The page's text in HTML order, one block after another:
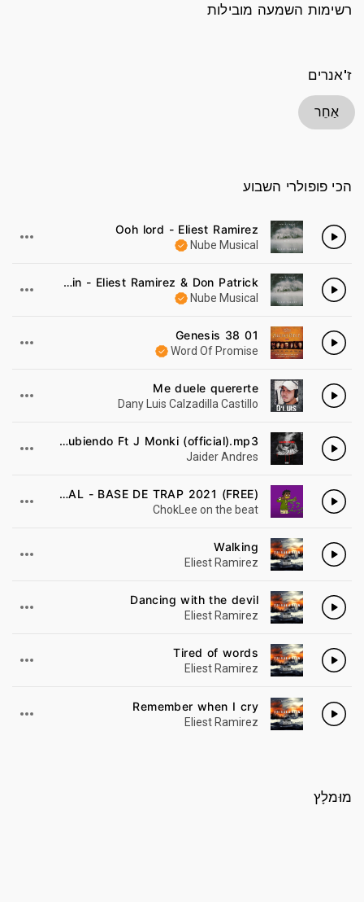
רשימות השמעה מובילות
ז'אנרים
אַחֵר
הכי פופולרי השבוע
1
Ooh lord - Eliest Ramirez
Nube Musical
2
Morning Rain - Eliest Ramirez & Don Patrick
Nube Musical
3
01 Genesis 38
Word Of Promise
4
Me duele quererte
Dany Luis Calzadilla Castillo
5
Jaider - Subiendo Ft J Monki (official).mp3
Jaider Andres
6
(FREE) FREESTYLE TRAP BEAT 'MONEY FAN' TRAP BEAT INSTRUMENTAL - BASE DE TRAP 2021
ChokLee on the beat
7
Walking
Eliest Ramirez
8
Dancing with the devil
Eliest Ramirez
9
Tired of words
Eliest Ramirez
10
Remember when I cry
Eliest Ramirez
מוּמלָץ